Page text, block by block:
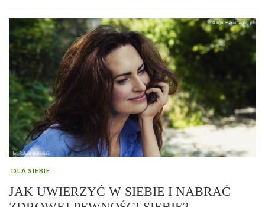
DLA SIEBIE
JAK UWIERZYĆ W SIEBIE I NABRAĆ